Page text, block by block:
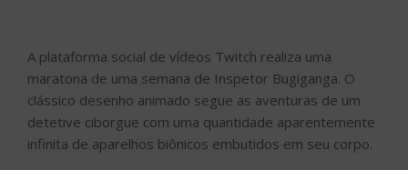
A plataforma social de vídeos Twitch realiza uma
maratona de uma semana de Inspetor Bugiganga. O
clássico desenho animado segue as aventuras de um
detetive ciborgue com uma quantidade aparentemente
infinita de aparelhos biônicos embutidos em seu corpo.